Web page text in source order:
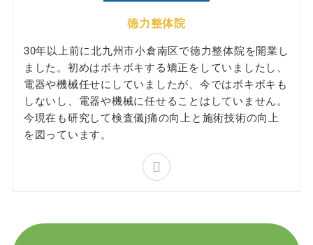
徳力整体院
30年以上前に北九州市小倉南区で徳力整体院を開業し
ました。初めはボキボキする矯正をしていましたし、
電器や機械任せにしていましたが、今ではボキボキも
しないし、電器や機械に任せることはしていません。
今現在も研究して検査儀j痛の向上と施術技術の向上
を図っています。